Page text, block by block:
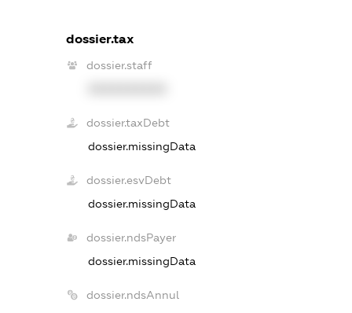
dossier.tax
dossier.staff
dossier.taxDebt
dossier.missingData
dossier.esvDebt
dossier.missingData
dossier.ndsPayer
dossier.missingData
dossier.ndsAnnul